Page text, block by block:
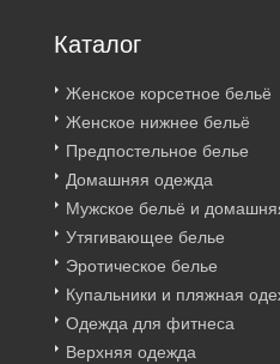
Каталог
Женское корсетное бельё
Женское нижнее бельё
Предпостельное белье
Домашняя одежда
Мужское бельё и
Утягивающее белье
Эротическое белье
Купальники и пляжная
Одежда для фитнеса
Верхняя одежда